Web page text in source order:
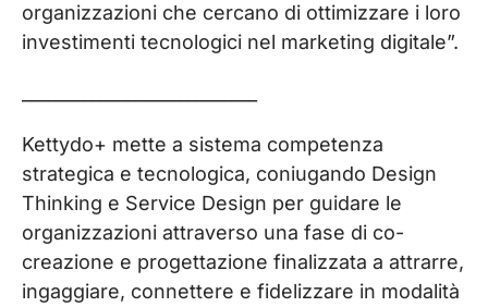
organizzazioni che cercano di ottimizzare i loro
investimenti tecnologici nel marketing digitale”.
Kettydo+ mette a sistema competenza
strategica e tecnologica, coniugando Design
Thinking e Service Design per guidare le
organizzazioni attraverso una fase di co-
creazione e progettazione finalizzata a attrarre,
ingaggiare, connettere e fidelizzare in modalità